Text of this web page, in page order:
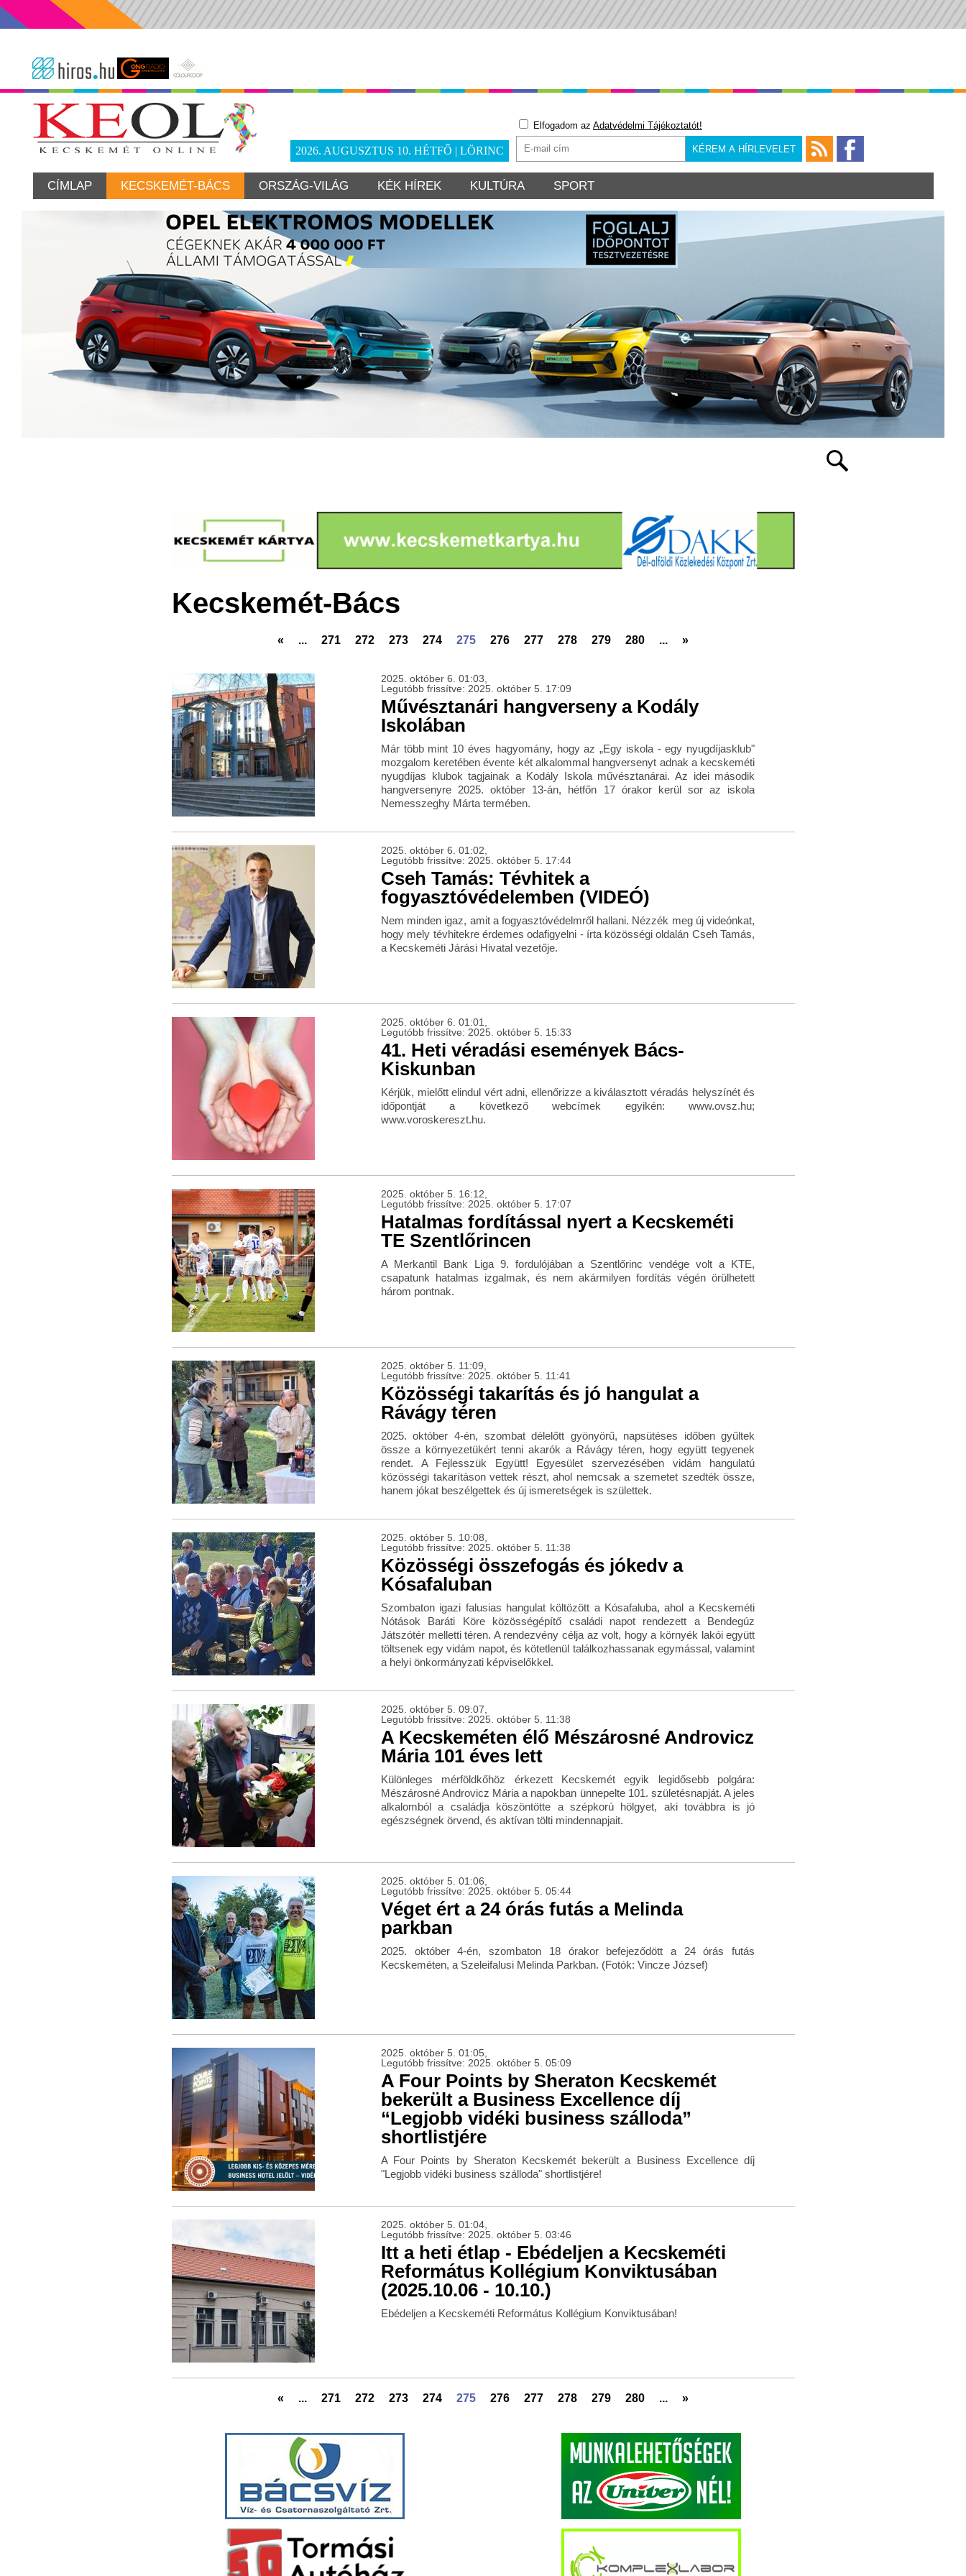
2026. AUGUSZTUS 10. HÉTFŐ | LÖRINC
Elfogadom az Adatvédelmi Tájékoztatót!
CÍMLAP KECSKEMÉT-BÁCS ORSZÁG-VILÁG KÉK HÍREK KULTÚRA SPORT
Kecskemét-Bács
« ... 271 272 273 274 275 276 277 278 279 280 ... »
2025. október 6. 01:03,
Legutóbb frissítve: 2025. október 5. 17:09
Művésztanári hangverseny a Kodály
Iskolában
Már több mint 10 éves hagyomány, hogy az „Egy iskola - egy nyugdíjasklub"
mozgalom keretében évente két alkalommal hangversenyt adnak a kecskeméti
nyugdíjas klubok tagjainak a Kodály Iskola művésztanárai. Az idei második
hangversenyre 2025. október 13-án, hétfőn 17 órakor kerül sor az iskola
Nemesszeghy Márta termében.
2025. október 6. 01:02,
Legutóbb frissítve: 2025. október 5. 17:44
Cseh Tamás: Tévhitek a
fogyasztóvédelemben (VIDEÓ)
Nem minden igaz, amit a fogyasztóvédelmről hallani. Nézzék meg új videónkat,
hogy mely tévhitekre érdemes odafigyelni - írta közösségi oldalán Cseh Tamás,
a Kecskeméti Járási Hivatal vezetője.
2025. október 6. 01:01,
Legutóbb frissítve: 2025. október 5. 15:33
41. Heti véradási események Bács-
Kiskunban
Kérjük, mielőtt elindul vért adni, ellenőrizze a kiválasztott véradás helyszínét és
időpontját a következő webcímek egyikén: www.ovsz.hu;
www.voroskereszt.hu.
2025. október 5. 16:12,
Legutóbb frissítve: 2025. október 5. 17:07
Hatalmas fordítással nyert a Kecskeméti
TE Szentlőrincen
A Merkantil Bank Liga 9. fordulójában a Szentlőrinc vendége volt a KTE,
csapatunk hatalmas izgalmak, és nem akármilyen fordítás végén örülhetett
három pontnak.
2025. október 5. 11:09,
Legutóbb frissítve: 2025. október 5. 11:41
Közösségi takarítás és jó hangulat a
Rávágy téren
2025. október 4-én, szombat délelőtt gyönyörű, napsütéses időben gyűltek
össze a környezetükért tenni akarók a Rávágy téren, hogy együtt tegyenek
rendet. A Fejlesszük Együtt! Egyesület szervezésében vidám hangulatú
közösségi takarításon vettek részt, ahol nemcsak a szemetet szedték össze,
hanem jókat beszélgettek és új ismeretségek is születtek.
2025. október 5. 10:08,
Legutóbb frissítve: 2025. október 5. 11:38
Közösségi összefogás és jókedv a
Kósafaluban
Szombaton igazi falusias hangulat költözött a Kósafaluba, ahol a Kecskeméti
Nótások Baráti Köre közösségépítő családi napot rendezett a Bendegúz
Játszótér melletti téren. A rendezvény célja az volt, hogy a környék lakói együtt
töltsenek egy vidám napot, és kötetlenül találkozhassanak egymással, valamint
a helyi önkormányzati képviselőkkel.
2025. október 5. 09:07,
Legutóbb frissítve: 2025. október 5. 11:38
A Kecskeméten élő Mészárosné Androvicz
Mária 101 éves lett
Különleges mérföldkőhöz érkezett Kecskemét egyik legidősebb polgára:
Mészárosné Androvicz Mária a napokban ünnepelte 101. születésnapját. A jeles
alkalomból a családja köszöntötte a szépkorú hölgyet, aki továbbra is jó
egészségnek örvend, és aktívan tölti mindennapjait.
2025. október 5. 01:06,
Legutóbb frissítve: 2025. október 5. 05:44
Véget ért a 24 órás futás a Melinda
parkban
2025. október 4-én, szombaton 18 órakor befejeződött a 24 órás futás
Kecskeméten, a Szeleifalusi Melinda Parkban. (Fotók: Vincze József)
2025. október 5. 01:05,
Legutóbb frissítve: 2025. október 5. 05:09
A Four Points by Sheraton Kecskemét
bekerült a Business Excellence díj
“Legjobb vidéki business szálloda”
shortlistjére
A Four Points by Sheraton Kecskemét bekerült a Business Excellence díj
"Legjobb vidéki business szálloda" shortlistjére!
2025. október 5. 01:04,
Legutóbb frissítve: 2025. október 5. 03:46
Itt a heti étlap - Ebédeljen a Kecskeméti
Református Kollégium Konviktusában
(2025.10.06 - 10.10.)
Ebédeljen a Kecskeméti Református Kollégium Konviktusában!
« ... 271 272 273 274 275 276 277 278 279 280 ... »